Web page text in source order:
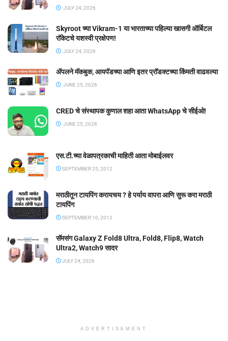
JULY 24, 2026
Skyroot च्या Vikram-1 या भारताच्या पहिल्या खासगी ऑर्बिटल
रॉकेटचे यशस्वी प्रक्षेपण!
JULY 24, 2026
ॲपलने मॅकबुक, आयपॅडच्या आणि इतर प्रॉडक्टच्या किंमती वाढवल्या
JUNE 25, 2026
CRED चे संस्थापक कुणाल शहा आता WhatsApp चे सीईओ!
JUNE 25, 2026
एस.टी.च्या वेळापत्रकाची माहिती आता मोबाईलवर
SEPTEMBER 25, 2012
मराठीतून टायपिंग करायचय ? हे पर्याय वापरा आणि सुरू करा मराठी
टायपिंग
SEPTEMBER 10, 2012
सॅमसंग Galaxy Z Fold8 Ultra, Fold8, Flip8, Watch
Ultra2, Watch9 सादर
JULY 24, 2026
ADVERTISEMENT